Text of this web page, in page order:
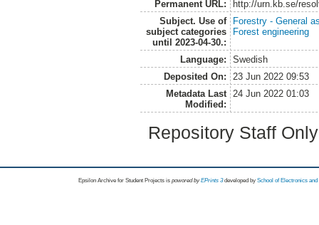
Permanent URL:
http://urn.kb.se/
Subject. Use of
subject categories
until 2023-04-30.:
Forestry - General
Forest engineering
Language:
Swedish
Deposited On:
23 Jun 2022 09:53
Metadata Last
Modified:
24 Jun 2022 01:03
Repository Staff
Epsilon Archive for Student Projects is powored byEPrints 3 developed by School of Electronics